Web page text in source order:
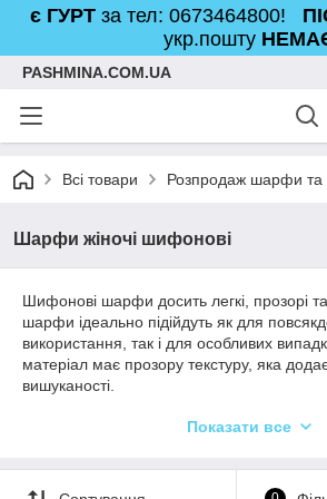
є ГУРТ за тел: 0673464800!
укр.пошту
PASHMINA.COM.UA
Всі товари Розпродаж шарфи та
Шарфи жіночі шифонові
Шифонові шарфи досить легкі, прозорі
шарфи ідеально підійдуть як для
використання, так і для особливих
матеріал має прозору текстуру, яка додає
вишуканості.
надають їм особливого шарму. Ось деякі
Квітковий принт: Делікатні квіткові мотиви
Показати все